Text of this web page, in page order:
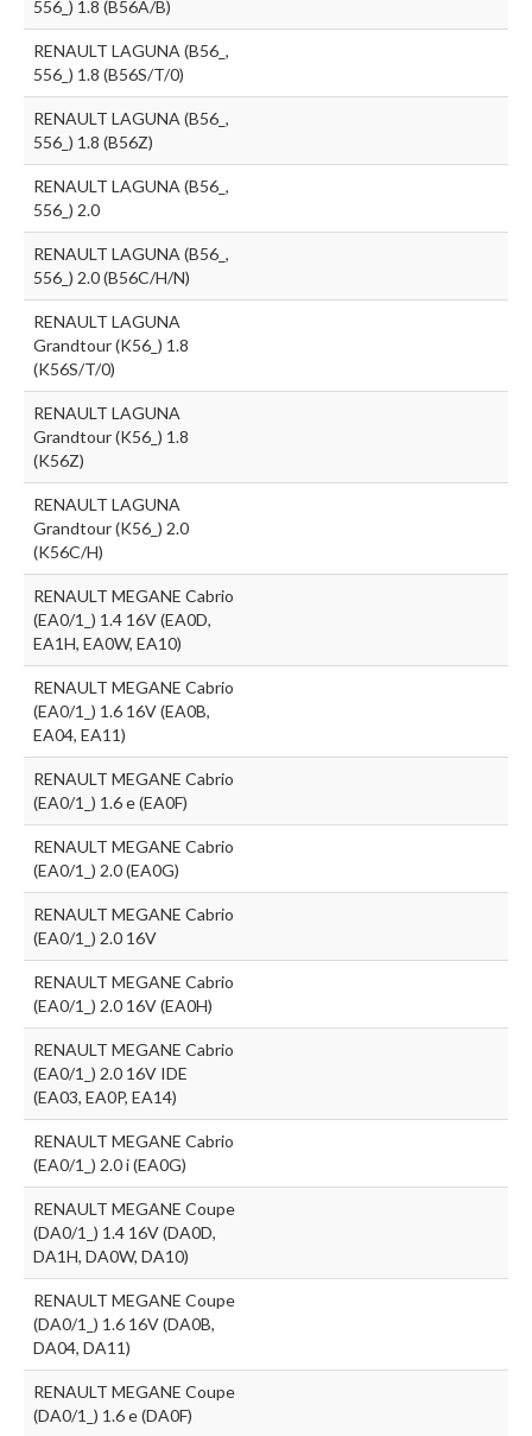
556_) 1.8 (B56A/B)
RENAULT LAGUNA (B56_,
556_) 1.8 (B56S/T/0)
RENAULT LAGUNA (B56_,
556_) 1.8 (B56Z)
RENAULT LAGUNA (B56_,
556_) 2.0
RENAULT LAGUNA (B56_,
556_) 2.0 (B56C/H/N)
RENAULT LAGUNA
Grandtour (K56_) 1.8
(K56S/T/0)
RENAULT LAGUNA
Grandtour (K56_) 1.8
(K56Z)
RENAULT LAGUNA
Grandtour (K56_) 2.0
(K56C/H)
RENAULT MEGANE Cabrio
(EA0/1_) 1.4 16V (EA0D,
EA1H, EA0W, EA10)
RENAULT MEGANE Cabrio
(EA0/1_) 1.6 16V (EA0B,
EA04, EA11)
RENAULT MEGANE Cabrio
(EA0/1_) 1.6 e (EA0F)
RENAULT MEGANE Cabrio
(EA0/1_) 2.0 (EA0G)
RENAULT MEGANE Cabrio
(EA0/1_) 2.0 16V
RENAULT MEGANE Cabrio
(EA0/1_) 2.0 16V (EA0H)
RENAULT MEGANE Cabrio
(EA0/1_) 2.0 16V IDE
(EA03, EA0P, EA14)
RENAULT MEGANE Cabrio
(EA0/1_) 2.0 i (EA0G)
RENAULT MEGANE Coupe
(DA0/1_) 1.4 16V (DA0D,
DA1H, DA0W, DA10)
RENAULT MEGANE Coupe
(DA0/1_) 1.6 16V (DA0B,
DA04, DA11)
RENAULT MEGANE Coupe
(DA0/1_) 1.6 e (DA0F)